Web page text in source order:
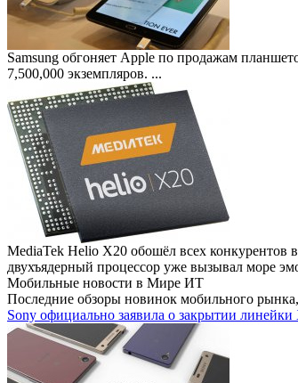
Samsung обгоняет Apple по продажам
7,500,000 экземпляров. ...
MediaTek Helio X20 обошёл всех конкурентов
двухъядерный процессор уже вызывал море
Мобильные новости в Мире ИТ
Последние обзоры новинок мобильного
Sony официально заявила о закрытии линейки